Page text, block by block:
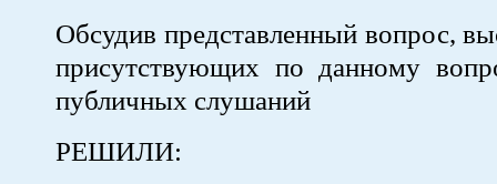
Обсудив представленный вопрос,
присутствующих по данному
публичных слушаний
РЕШИЛИ: